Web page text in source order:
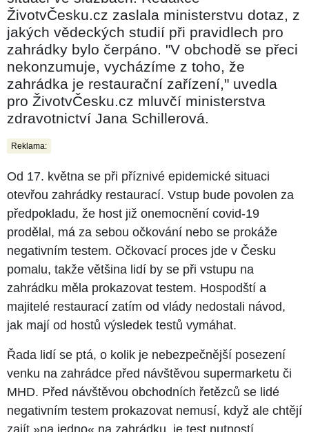
ŽivotvČesku.cz zaslala ministerstvu dotaz, z
jakých vědeckých studií při pravidlech pro
zahrádky bylo čerpáno. "V obchodě se přeci
nekonzumuje, vycházíme z toho, že
zahrádka je restaurační zařízení," uvedla
pro ŽivotvČesku.cz mluvčí ministerstva
zdravotnictví Jana Schillerová.
Reklama:
Od 17. května se při příznivé epidemické situaci
otevřou zahrádky restaurací. Vstup bude povolen za
předpokladu, že host již onemocnění covid-19
prodělal, má za sebou očkování nebo se prokáže
negativním testem. Očkovací proces jde v Česku
pomalu, takže většina lidí by se při vstupu na
zahrádku měla prokazovat testem. Hospodští a
majitelé restaurací zatím od vlády nedostali návod,
jak mají od hostů výsledek testů vymáhat.
Řada lidí se ptá, o kolik je nebezpečnější posezení
venku na zahrádce před návštěvou supermarketu či
MHD. Před návštěvou obchodních řetězců se lidé
negativním testem prokazovat nemusí, když ale chtějí
zajít »na jedno« na zahrádku, je test nutností.